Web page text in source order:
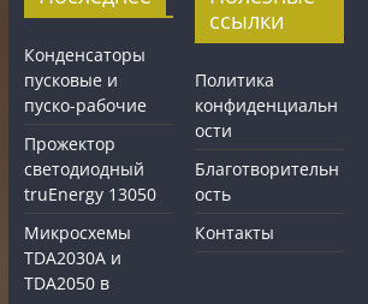
Конденсаторы
пусковые и
пуско-рабочие
Прожектор
светодиодный
truEnergy 13050
Микросхемы
TDA2030A и
TDA2050 в
ссылки
Политика
конфиденциальн
ости
Благотворительн
ость
Контакты